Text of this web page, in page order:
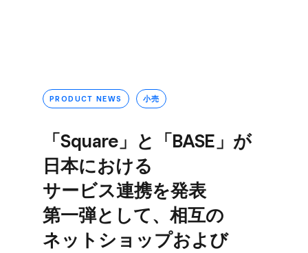
PRODUCT NEWS 小売
「Square」と​「BASE」が​
日本に​おける​
サービス連携を​発表
第一弾と​して、​相互の​
ネットショップおよび​